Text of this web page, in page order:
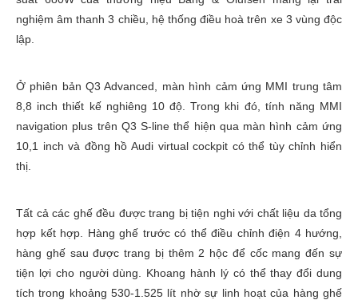
nghiệm âm thanh 3 chiều, hệ thống điều hoà trên xe 3 vùng độc
lập.
Ở phiên bản Q3 Advanced, màn hình cảm ứng MMI trung tâm
8,8 inch thiết kế nghiêng 10 độ. Trong khi đó, tính năng MMI
navigation plus trên Q3 S-line thể hiện qua màn hình cảm ứng
10,1 inch và đồng hồ Audi virtual cockpit có thể tùy chỉnh hiển
thị.
Tất cả các ghế đều được trang bị tiện nghi với chất liệu da tổng
hợp kết hợp. Hàng ghế trước có thể điều chỉnh điện 4 hướng,
hàng ghế sau được trang bị thêm 2 hộc để cốc mang đến sự
tiện lợi cho người dùng. Khoang hành lý có thể thay đổi dung
tích trong khoảng 530-1.525 lít nhờ sự linh hoạt của hàng ghế